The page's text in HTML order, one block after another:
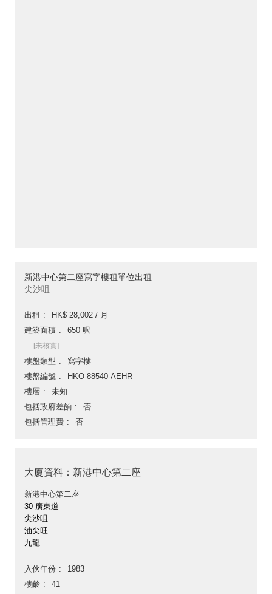
新港中心第二座寫字樓租單位出租
尖沙咀
出租
HK$ 28,002 / 月
建築面積
650 呎
[未核實]
樓盤類型
寫字樓
樓盤編號
HKO-88540-AEHR
樓層
未知
包括政府差餉
否
包括管理費
否
大廈資料：新港中心第二座
新港中心第二座
30 廣東道
尖沙咀
油尖旺
九龍
入伙年份
1983
樓齡
41